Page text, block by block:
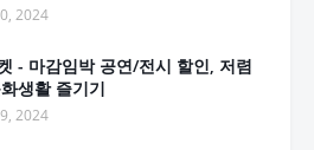
2024
- 마감임박 공연/전시 할인, 저렴
생활 즐기기
2024